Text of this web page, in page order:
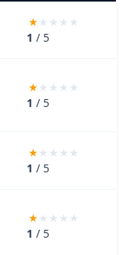
1 / 5
1 / 5
1 / 5
1 / 5